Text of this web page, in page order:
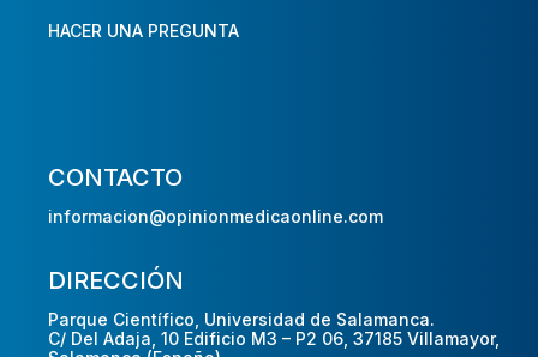
HACER UNA PREGUNTA
CONTACTO
informacion@opinionmedicaonline.com
DIRECCIÓN
Parque Científico, Universidad de Salamanca.
C/ Del Adaja, 10 Edificio M3 – P2 06, 37185 Villamayor,